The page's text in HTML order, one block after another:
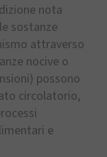
nota
sostanze
attraverso
nocive o
possono
circolatorio,
e